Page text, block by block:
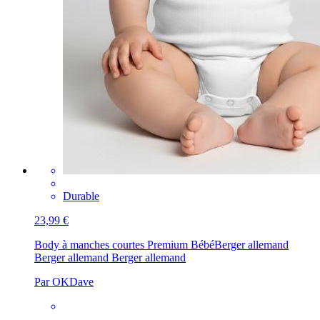
Durable
23,99 €
Body à manches courtes Premium BébéBerger allemand
Berger allemand Berger allemand
Par OKDave